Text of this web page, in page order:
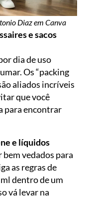
Diaz em Canva
e sacos
dia de uso
Os “packing
aliados incríveis
que você
para encontrar
e líquidos
vedados para
as regras de
dentro de um
vá levar na